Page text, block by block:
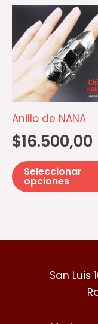
Anillo de NANA
$16.500,00
Seleccionar
opciones
San Luis